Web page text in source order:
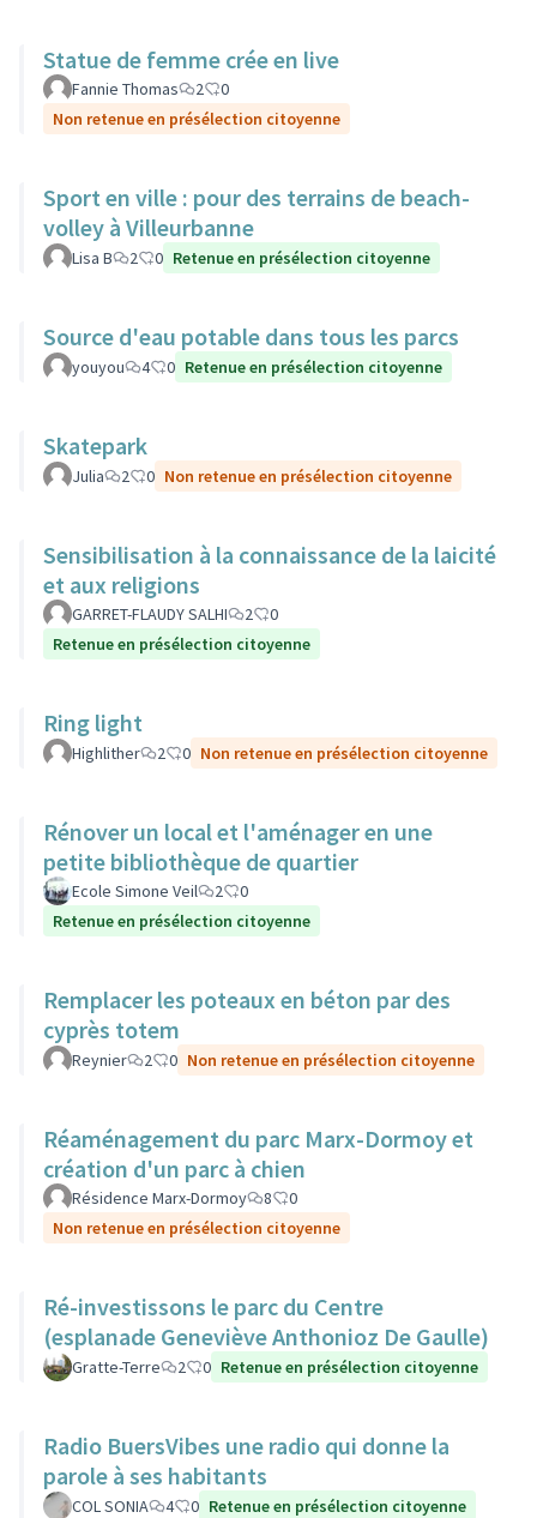
Statue de femme crée en live
Fannie Thomas 2
0
Non retenue en présélection citoyenne
Sport en ville : pour des terrains de beach-
volley à Villeurbanne
Lisa B 2 0 Retenue en présélection citoyenne
Source d'eau potable dans tous les parcs
youyou 4 0 Retenue en présélection citoyenne
Skatepark
Julia 2 0 Non retenue en présélection citoyenne
Sensibilisation à la connaissance de la laicité
et aux religions
GARRET-FLAUDY SALHI 2
0
Retenue en présélection citoyenne
Ring light
Highlither 2 0 Non retenue en présélection citoyenne
Rénover un local et l'aménager en une
petite bibliothèque de quartier
Ecole Simone Veil 2
0
Retenue en présélection citoyenne
Remplacer les poteaux en béton par des
cyprès totem
Reynier 2 0 Non retenue en présélection citoyenne
Réaménagement du parc Marx-Dormoy et
création d'un parc à chien
Résidence Marx-Dormoy 8
0
Non retenue en présélection citoyenne
Ré-investissons le parc du Centre
(esplanade Geneviève Anthonioz De Gaulle)
Gratte-Terre 2 0 Retenue en présélection citoyenne
Radio BuersVibes une radio qui donne la
parole à ses habitants
COL SONIA 4 0 Retenue en présélection citoyenne